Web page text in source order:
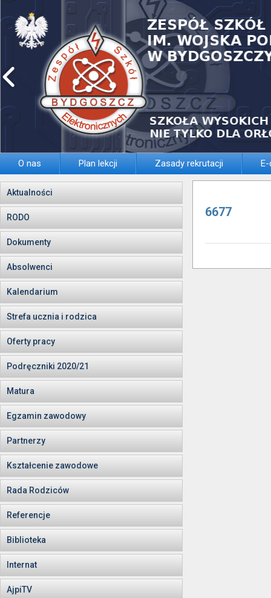
O nas Plan lekcji Zasady rekrutacji
Aktualności
RODO
Dokumenty
Absolwenci
Kalendarium
Strefa ucznia i rodzica
Oferty pracy
Podręczniki 2020/21
Matura
Egzamin zawodowy
Partnerzy
Kształcenie zawodowe
Rada Rodziców
Referencje
Biblioteka
Internat
AjpiTV
6677